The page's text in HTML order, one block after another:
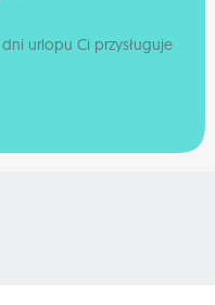
urlopu Ci przysługuje